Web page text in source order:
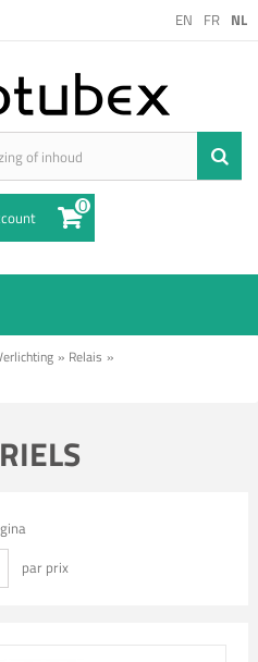
EN FR NL
0
» Relais »
par prix